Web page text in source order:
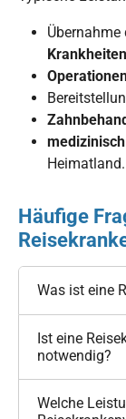
Krankheiten
Heimatland.
Häufige
Was ist eine
Ist eine
notwendig?
Welche